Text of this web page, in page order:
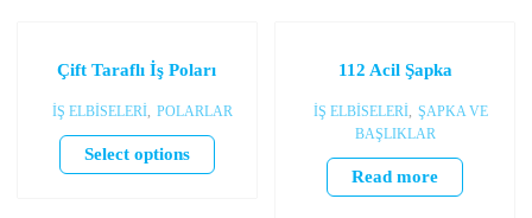
Çift Taraflı İş Poları
İŞ ELBİSELERİ, POLARLAR
Select options
112 Acil Şapka
İŞ ELBİSELERİ, ŞAPKA VE
BAŞLIKLAR
Read more